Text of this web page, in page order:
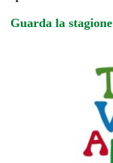
Guarda la